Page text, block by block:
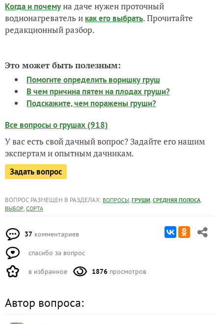
Когда и почемуна даче нужен проточный
воднонагреватель и как его выбрать. Прочитайте
редакционный разбор.
Это может быть полезным:
Помогите определить воришку груш
В чем причина пятен на плодах груши?
Подскажите, чем поражены груши?
Все вопросы о грушах (918)
У вас есть свой дачный вопрос? Задайте его нашим
экспертам и опытным дачникам.
Задать вопрос
ВОПРОС РАЗМЕЩЕН В РАЗДЕЛАХ: ВОПРОСЫ, ГРУШИ, СРЕДНЯЯ ПОЛОСА,
ВЫБОР, СОРТА
37 комментариев
спасибо за вопрос
в избранное 1876 просмотров
Автор вопроса: